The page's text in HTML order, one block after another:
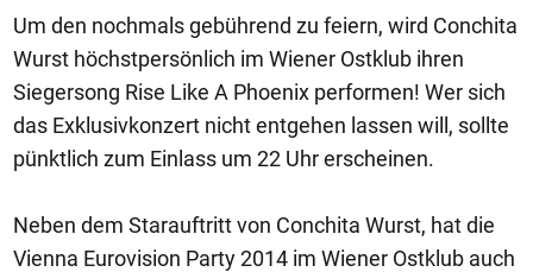
Um den nochmals gebührend zu feiern, wird Conchita
Wurst höchstpersönlich im Wiener Ostklub ihren
Siegersong Rise Like A Phoenix performen! Wer sich
das Exklusivkonzert nicht entgehen lassen will, sollte
pünktlich zum Einlass um 22 Uhr erscheinen.
Neben dem Starauftritt von Conchita Wurst, hat die
Vienna Eurovision Party 2014 im Wiener Ostklub auch